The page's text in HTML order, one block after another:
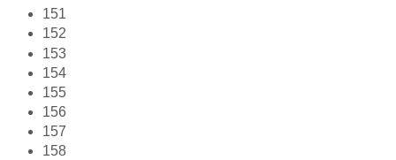
151
152
153
154
155
156
157
158